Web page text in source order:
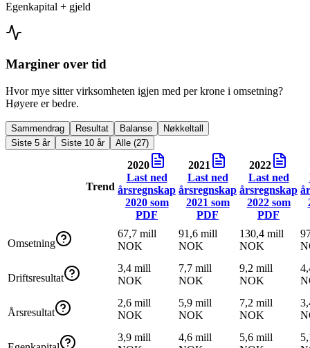
Egenkapital + gjeld
Marginer over tid
Hvor mye sitter virksomheten igjen med per krone i omsetning?
Høyere er bedre.
Sammendrag Resultat Balanse
Nøkkeltall
Siste 5 år
Siste 10 år Alle (27)
Trend
2020
Last ned
årsregnskap
2020som
PDF
2021
Last ned
årsregnskap
2021 som
PDF
2022
Last ned
årsregnskap
2022som
PDF
Omsetning
67,7 mill
NOK
91,6 mill
NOK
130,4 mill
NOK
Driftsresultat
3,4 mill
NOK
7,7 mill
NOK
9,2 mill
NOK
Årsresultat
2,6 mill
NOK
5,9 mill
NOK
7,2 mill
NOK
3,9 mill
4,6 mill
5,6 mill